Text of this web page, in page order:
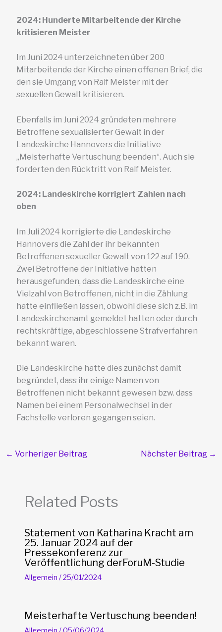
2024: Hunderte Mitarbeitende der Kirche
kritisieren Meister
Im Juni 2024 unterzeichneten über 200
Mitarbeitende der Kirche einen offenen Brief, die
den sie Umgang von Ralf Meister mit der
sexuellen Gewalt kritisieren.
Ebenfalls im Juni 2024 gründeten mehrere
Betroffene sexualisierter Gewalt in der
Landeskirche Hannovers die Initiative
„Meisterhafte Vertuschung beenden“. Auch sie
forderten den Rücktritt von Ralf Meister.
2024: Landeskirche korrigiert Zahlen nach
oben
Im Juli 2024 korrigierte die Landeskirche
Hannovers die Zahl der ihr bekannten
Betroffenen sexueller Gewalt von 122 auf 190.
Zwei Betroffene der Initiative hatten
herausgefunden, dass die Landeskirche eine
Vielzahl von Betroffenen, nicht in die Zählung
hatte einfließen lassen, obwohl diese sich z.B. im
Landeskirchenamt gemeldet hatten oder durch
rechtskräftige, abgeschlossene Strafverfahren
bekannt waren.
Die Landeskirche hatte dies zunächst damit
begründet, dass ihr einige Namen von
Betroffenen nicht bekannt gewesen bzw. dass
Namen bei einem Personalwechsel in der
Fachstelle verloren gegangen seien.
← Vorheriger Beitrag Nächster Beitrag →
Related Posts
Statement von Katharina Kracht am
25. Januar 2024 auf der
Pressekonferenz zur
Veröffentlichung derForuM-Studie
Allgemein /25/01/2024
Meisterhafte Vertuschung beenden!